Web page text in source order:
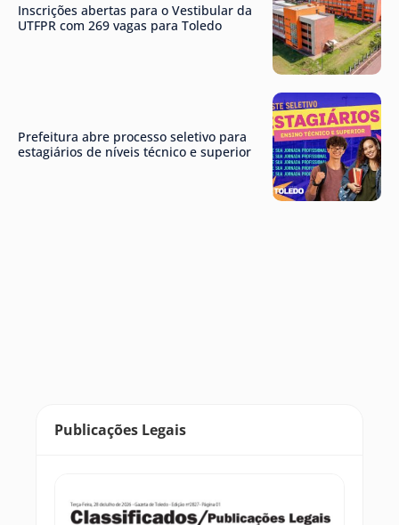
Inscrições abertas para o Vestibular da
UTFPR com 269 vagas para Toledo
Prefeitura abre processo seletivo para
estagiários de níveis técnico e superior
Publicações Legais